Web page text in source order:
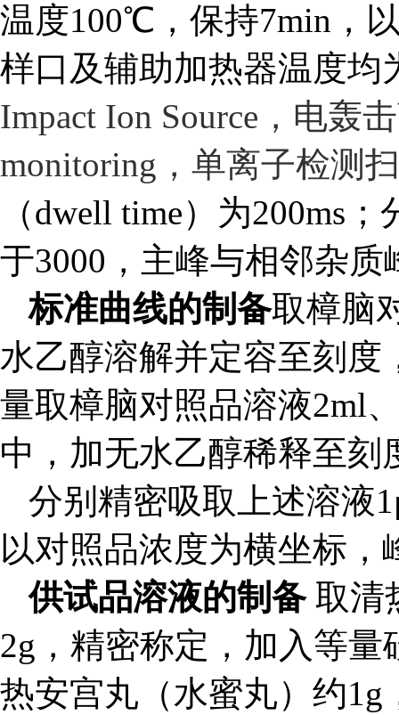
温度100℃ ，保持7min，
样口及辅助加热器温度均
Impact Ion Source ，电轰
monitoring ，单离子检测
（dwell time）为200ms；
于3000，主峰与相邻杂
标准曲线的制备取樟脑
水乙醇溶解并定容至刻度
量取樟脑对照品溶液2ml
中，加无水乙醇稀释至刻
分别精密吸取上述溶液
以对照品浓度为横坐标
供试品溶液的制备 取清
2g，精密称定，加入等
热安宫丸（水蜜丸）约